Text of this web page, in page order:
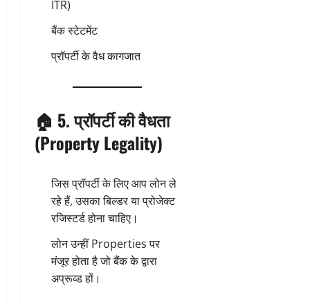
ITR)
बैंक स्टेटमेंट
प्रॉपर्टी के वैध कागजात
🏠 5. प्रॉपर्टी की वैधता
(Property Legality)
जिस प्रॉपर्टी के लिए आप लोन ले
रहे हैं, उसका बिल्डर या प्रोजेक्ट
रजिस्टर्ड होना चाहिए।
लोन उन्हीं Properties पर
मंजूर होता है जो बैंक के द्वारा
अप्रूव्ड हों।